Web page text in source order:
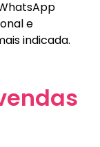
e
indicada.